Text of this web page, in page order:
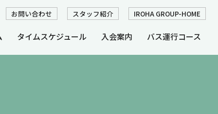
お問い合わせ スタッフ紹介 IROHA GROUP-HOME
タイムスケジュール 入会案内 バス運行コース